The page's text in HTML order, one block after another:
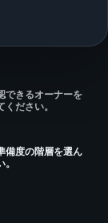
できるオーナーを
ださい。
備度の階層を選ん